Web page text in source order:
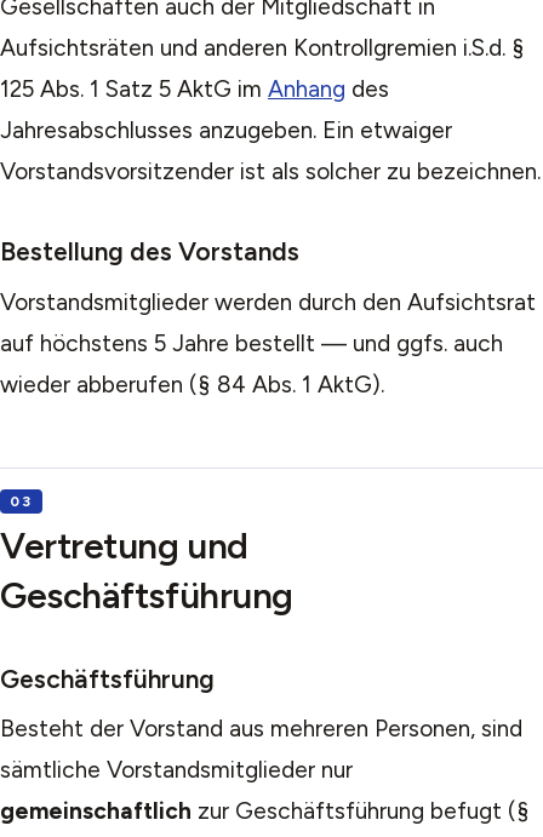
Gesellschaften auch der Mitgliedschaft in
Aufsichtsräten und anderen Kontrollgremien i.S.d. §
125 Abs. 1 Satz 5 AktG im Anhang des
Jahresabschlusses anzugeben. Ein etwaiger
Vorstandsvorsitzender ist als solcher zu bezeichnen.
Bestellung des Vorstands
Vorstandsmitglieder werden durch den Aufsichtsrat
auf höchstens 5 Jahre bestellt — und ggfs. auch
wieder abberufen (§ 84 Abs. 1 AktG).
Vertretung und
Geschäftsführung
Geschäftsführung
Besteht der Vorstand aus mehreren Personen, sind
sämtliche Vorstandsmitglieder nur
gemeinschaftlich zur Geschäftsführung befugt (§